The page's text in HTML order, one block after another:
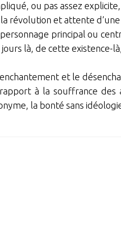
ou pas assez
révolution et attente d’une
principal ou
jours là, de cette existence-
et le
à la souffrance des
la bonté sans